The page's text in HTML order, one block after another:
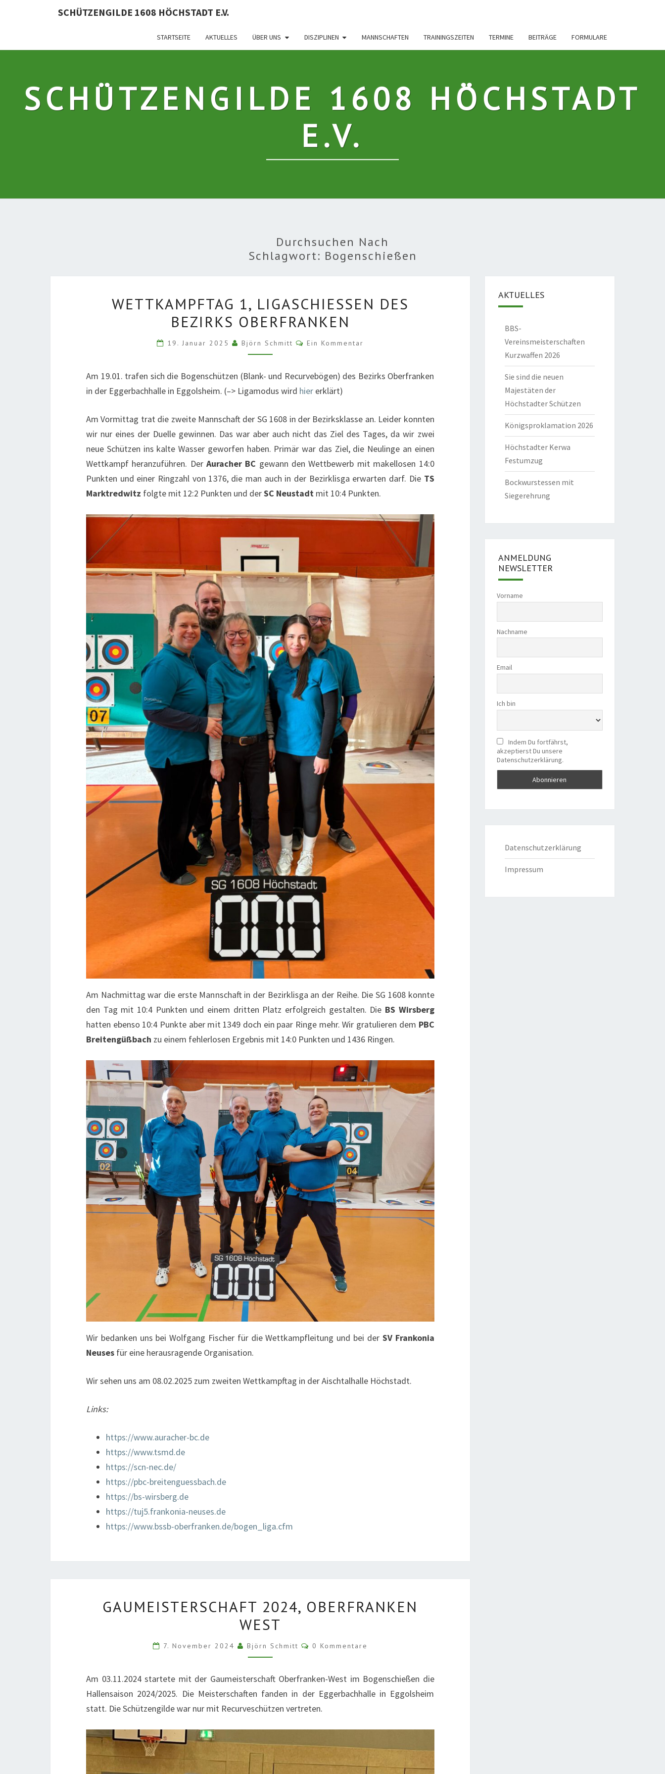
SCHÜTZENGILDE 1608 HÖCHSTADT E.V.
STARTSEITE AKTUELLES ÜBER UNS DISZIPLINEN MANNSCHAFTEN TRAININGSZEITEN TERMINE BEITRÄGE FORMULARE
SCHÜTZENGILDE 1608 HÖCHSTADT
E.V.
Durchsuchen Nach
Schlagwort: Bogenschießen
1,
LIGASCHIESSEN D
EZIRKS O
WETTKAMPFTAG 1, LIGASCHIESSEN DES B
EZIRKS OBERFRANKEN
19. Januar 2025 Björn Schmitt Kommentare
Ein Kommentar
Am 19.01. trafen sich die Bogenschützen (Blank- und Recurvebögen) des Bezirks Oberfranken
in der Eggerbachhalle in Eggolsheim. (–> Ligamodus wird hier erklärt)
Am Vormittag trat die zweite Mannschaft der SG 1608 in der Bezirksklasse an. Leider konnten
wir nur eines der Duelle gewinnen. Das war aber auch nicht das Ziel des Tages, da wir zwei
neue Schützen ins kalte Wasser geworfen haben. Primär war das Ziel, die Neulinge an einen
Wettkampf heranzuführen. DerAuracher BC gewann den Wettbewerb mit makellosen 14:0
Punkten und einer Ringzahl von 1376, die man auch in der Bezirklisga erwarten darf. Die TS
Marktredwitz folgte mit 12:2 Punkten und derSC Neustadt mit 10:4 Punkten.
Am Nachmittag war die erste Mannschaft in der Bezirklisga an der Reihe. Die SG 1608 konnte
den Tag mit 10:4 Punkten und einem dritten Platz erfolgreich gestalten. Die BS Wirsberg
hatten ebenso 10:4 Punkte aber mit 1349 doch ein paar Ringe mehr. Wir gratulieren dem PBC
Breitengüßbach zu einem fehlerlosen Ergebnis mit 14:0 Punkten und 1436 Ringen.
Wir bedanken uns bei Wolfgang Fischer für die Wettkampfleitung und bei derSV Frankonia
Neuses für eine herausragende Organisation.
Wir sehen uns am 08.02.2025 zum zweiten Wettkampftag in der Aischtalhalle Höchstadt.
Links:
https://www.auracher-bc.de
https://www.tsmd.de
https://scn-nec.de/
https://pbc-breitenguessbach.de
https://bs-wirsberg.de
https://tuj5.frankonia-neuses.de
https://www.bssb-oberfranken.de/bogen_liga.cfm
2024,
OBERFRANKEN
GAUMEISTERSCHAFT 2024, OBERFRANKEN
WEST
7. November 2024 Björn Schmitt Kommentare
0 Kommentare
Am 03.11.2024 startete mit der Gaumeisterschaft Oberfranken-West im Bogenschießen die
Hallensaison 2024/2025. Die Meisterschaften fanden in der Eggerbachhalle in Eggolsheim
statt. Die Schützengilde war nur mit Recurveschützen vertreten.
AKTUELLES
BBS-
Vereinsmeisterschaften
Kurzwaffen 2026
Sie sind die neuen
Majestäten der
Höchstadter Schützen
Königsproklamation 2026
Höchstadter Kerwa
Festumzug
Bockwurstessen mit
Siegerehrung
ANMELDUNG
NEWSLETTER
Vorname
Nachname
Email
Ich bin
Indem Du fortfährst,
akzeptierst Du unsere
Datenschutzerklärung.
Datenschutzerklärung
Impressum